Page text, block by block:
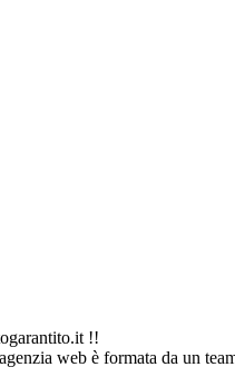
!!
web è formata da un